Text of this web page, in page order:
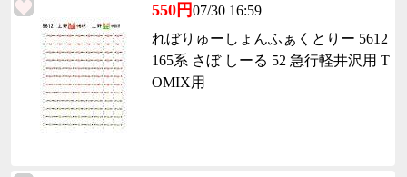
550円07/30 16:59
れぼりゅーしょんふぁくとりー 5612
165系 さぼ しーる 52 急行軽井沢用 T
OMIX用